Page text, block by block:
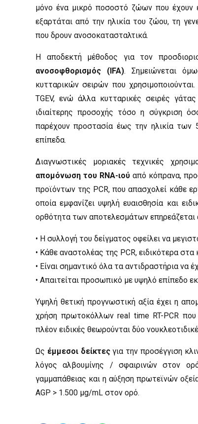
μόνο ένα μικρό ποσοστό ζώων που έχουν
εξαρτάται από την ηλικία του ζώου, τη
που δρουν ανοσοκατασταλτικά.
Η αποδεκτή μέθοδος για τον
ανοσοφθορισμός (IFA). Σημειώνεται
κυτταρικών σειρών που
TGEV, ενώ άλλα κυτταρικές σειρές
ιδιαίτερης προσοχής τόσο η σύγκριση
παρέχουν προστασία έως την ηλικία των
επίπεδα.
Διαγνωστικές μοριακές τεχνικές
απομόνωση του RNA-ιούαπό κόπρανα,
προϊόντων της PCR, που απασχολεί κάθε
οποία εμφανίζει υψηλή ευαισθησία και
ορθότητα των αποτελεσμάτων επηρεάζεται
• Η συλλογή του δείγματος οφείλει να
• Κάθε αναστολέας της PCR, ειδικότερα
• Είναι σημαντικό όλα τα αντιδραστήρια να
• Απαιτείται προσωπικό με υψηλό επίπεδο
Υψηλή θετική προγνωστική αξία έχει η
χρήση πρωτοκόλλων real time RT-PCR
πλέον ειδικές θεωρούνται δύο
Ως έμμεσοι δείκτεςγια την προσέγγιση
λόγος αλβουμίνης / σφαιρινών στον
γαμμαπάθειας και η αύξηση πρωτεϊνών
AGP > 1.500 μg/mL στον ορό.